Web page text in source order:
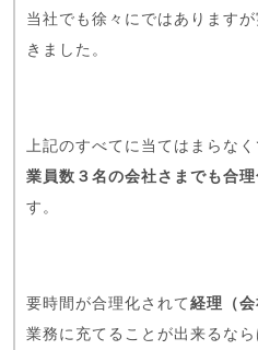
当社でも徐々にではあります
きました。
上記のすべてに当てはまらなく
業員数３名の会社さまでも合
す。
要時間が合理化されて 経理（会
業務に充てることが出来るな